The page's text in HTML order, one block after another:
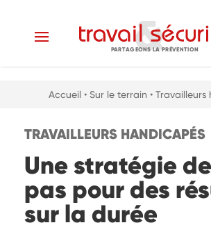
PARTAGEONS LA PRÉVENTION
Accueil • Sur le terrain •
TRAVAILLEURS HANDICAPÉS
Une stratégie
pas pour des
sur la durée